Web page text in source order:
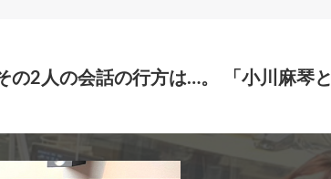
の2人の会話の行方は…。 「小川麻琴と